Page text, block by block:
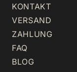
KONTAKT
VERSAND
ZAHLUNG
FAQ
BLOG